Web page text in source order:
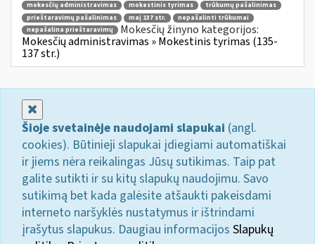
mokesčių administravimas mokestinis tyrimas
trūkumų pašalinimas
prieštaravimų pašalinimas
maį 137 str.
nepašalinti trūkumai
nepašalina prieštaravimų
Mokesčių žinyno kategorijos:
Mokesčių administravimas » Mokestinis tyrimas (135-
137 str.)
Šioje svetainėje naudojami slapukai (angl.
cookies). Būtinieji slapukai įdiegiami automatiškai
ir jiems nėra reikalingas Jūsų sutikimas. Taip pat
galite sutikti ir su kitų slapukų naudojimu. Savo
sutikimą bet kada galėsite atšaukti pakeisdami
interneto naršyklės nustatymus ir ištrindami
įrašytus slapukus. Daugiau informacijos Slapukų